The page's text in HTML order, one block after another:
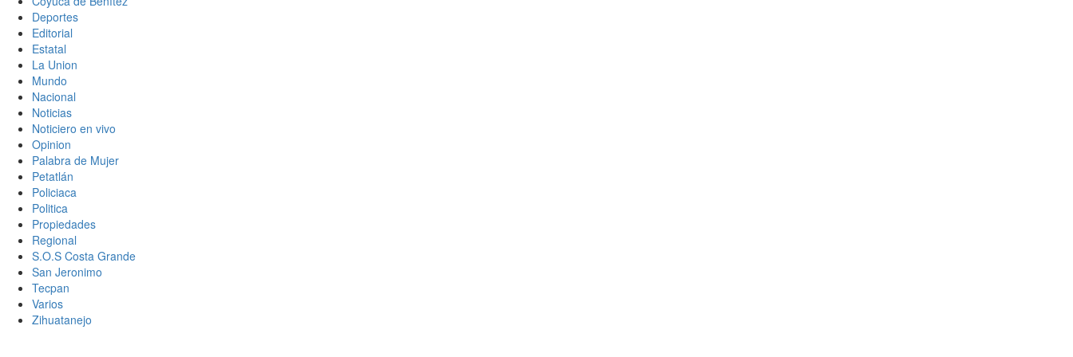
Deportes
Editorial
Estatal
La Union
Mundo
Nacional
Noticias
Noticiero en vivo
Opinion
Palabra de Mujer
Petatlán
Policiaca
Politica
Propiedades
Regional
S.O.S Costa Grande
San Jeronimo
Tecpan
Varios
Zihuatanejo